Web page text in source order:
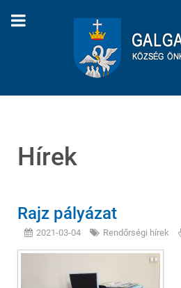
Hírek
Rajz pályázat
2021-03-04 Rendőrségi hírek